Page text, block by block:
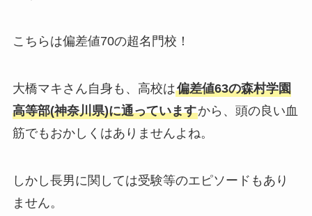
こちらは偏差値70の超名門校！
大橋マキさん自身も、高校は偏差値63の森村学園
高等部(神奈川県)に通っていますから、頭の良い血
筋でもおかしくはありませんよね。
しかし長男に関しては受験等のエピソードもあり
ません。